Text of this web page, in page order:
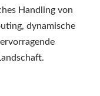
Handling von
dynamische